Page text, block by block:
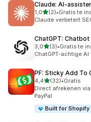
Claude:
1,0van 5 sterren
(2)
2 recensies in totaal
•Gratis te
Claude verbetert
ChatGPT: Chatbot
3,0van 5 sterren
(3)
3 recensies in totaal
•Gratis te
ChatGPT-achtige AI
PF: Sticky Add To
4,4van 5 sterren
(32)
32 recensies in totaal
•Gratis
Direct afrekenen via
PayPal
Built for Shopify